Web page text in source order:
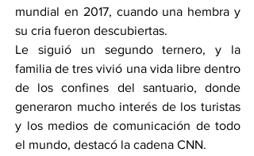
mundial en 2017, cuando una hembra y
su cria fueron descubiertas.
Le siguió un segundo ternero, y la
familia de tres vivió una vida libre dentro
de los confines del santuario, donde
generaron mucho interés de los turistas
y los medios de comunicación de todo
el mundo, destacó la cadena CNN.